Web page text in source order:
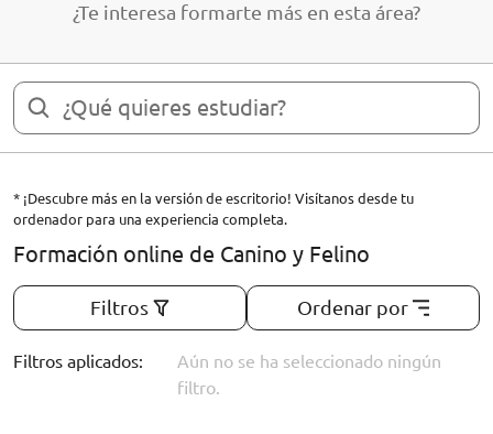
¿Te interesa formarte más en esta área?
* ¡Descubre más en la versión de escritorio! Visítanos desde tu
ordenador para una experiencia completa.
Formación online de Canino y Felino
Filtros Ordenar por
Filtros aplicados:
Aún no se ha seleccionado ningún
filtro.